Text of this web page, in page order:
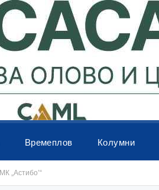
Времеплов Колумни
„Астибо’“